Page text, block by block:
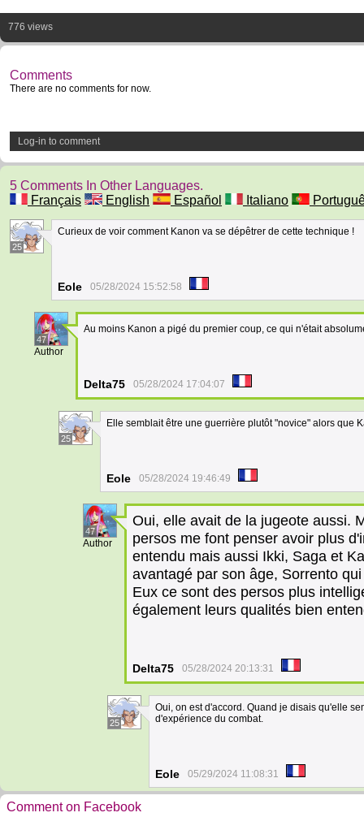
776 views
Comments
There are no comments for now.
Log-in to comment
5 Comments In Other Languages.
Français
English Español Italiano
25
Curieux de voir comment Kanon va se dépêtrer de cette technique !
Eole 05/28/2024 15:52:58
47
Author
Au moins Kanon a pigé du premier coup, ce qui n'était
Delta75 05/28/2024 17:04:07
25
Elle semblait être une guerrière plutôt "novice" alors que
Eole 05/28/2024 19:46:49
47
Author
Oui, elle avait de la jugeote aussi.
persos me font penser avoir plus
entendu mais aussi Ikki, Saga et
avantagé par son âge, Sorrento
Eux ce sont des persos plus
également leurs qualités bien
Delta75 05/28/2024 20:13:31
25
Oui, on est d'accord. Quand je disais qu'elle
d'expérience du combat.
Eole 05/29/2024 11:08:31
Comment on Facebook